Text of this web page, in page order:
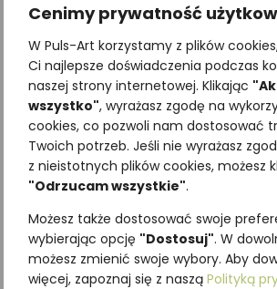
Cenimy prywatność
W Puls-Art korzystamy z plików
Ci najlepsze doświadczenia podczas
naszej strony internetowej. Klikając
wszystko", wyrażasz zgodę na
cookies, co pozwoli nam dostosować
Twoich potrzeb. Jeśli nie wyrażasz
z nieistotnych plików cookies, możesz
"Odrzucam wszystkie".
Możesz także dostosować swoje
wybierając opcję "Dostosuj". W
możesz zmienić swoje wybory. Aby
więcej, zapoznaj się z naszą Polityką
Najniższa cena
dni:
SKU:Brak
Kategorie:
Podobne produkty